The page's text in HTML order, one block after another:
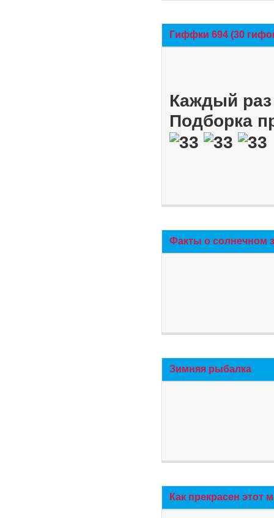
Гиффки 694 (30
Каждый
Подборка
Факты о солнечном
Зимняя рыбалка
Как прекрасен этот